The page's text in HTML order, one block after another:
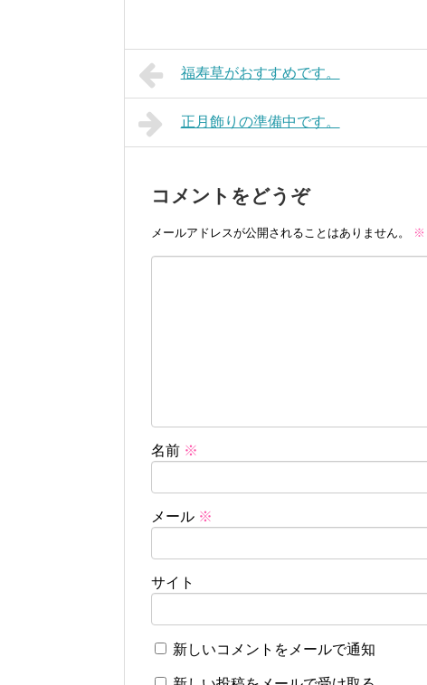
福寿草がおすすめです。
正月飾りの準備中です。
コメントをどうぞ
メールアドレスが公開されることはありません。 ※
名前 ※
メール ※
サイト
新しいコメントをメールで通知